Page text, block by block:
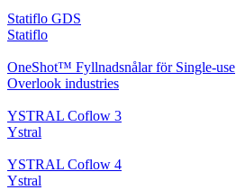
Statiflo GDS
Statiflo
OneShot™ Fyllnadsnålar för Single-use
Overlook industries
YSTRAL Coflow 3
Ystral
YSTRAL Coflow 4
Ystral